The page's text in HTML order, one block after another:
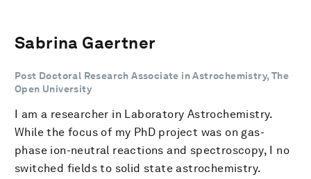
Sabrina Gaertner
Post Doctoral Research Associate in Astrochemistry, The
Open University
I am a researcher in Laboratory Astrochemistry.
While the focus of my PhD project was on gas-
phase ion-neutral reactions and spectroscopy, I no
switched fields to solid state astrochemistry.